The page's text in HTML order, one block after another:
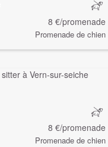
8 €/promenade
Promenade de chien
8 €/promenade
Promenade de chien